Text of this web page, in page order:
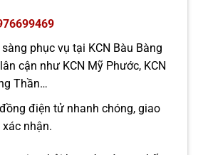
phục vụ tại KCN Bàu Bàng
cận như KCN Mỹ Phước, KCN
Thần…
điện tử nhanh chóng, giao
nhận.